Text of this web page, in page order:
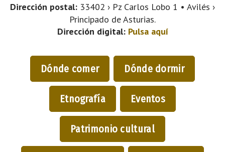
Dirección postal: 33402 › Pz Carlos Lobo 1 • Avilés ›
Principado de Asturias.
Dirección digital: Pulsa aquí
Dónde comer Dónde dormir
Etnografía Eventos
Patrimonio cultural